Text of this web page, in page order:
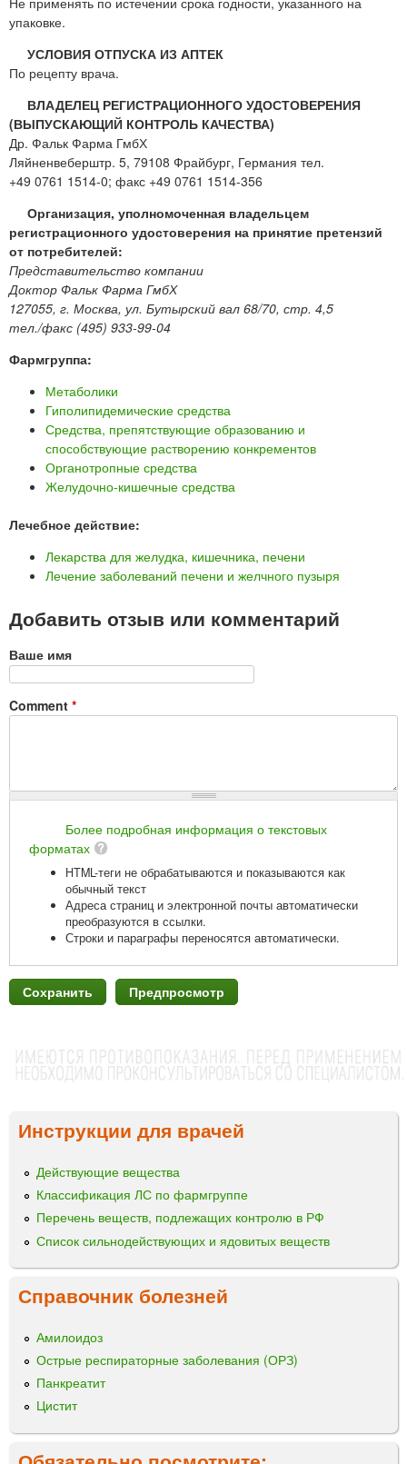
упаковке.
УСЛОВИЯ ОТПУСКА ИЗ АПТЕК
По рецепту врача.
ВЛАДЕЛЕЦ РЕГИСТРАЦИОННОГО УДОСТОВЕРЕНИЯ
(ВЫПУСКАЮЩИЙ КОНТРОЛЬ КАЧЕСТВА)
Др. Фальк Фарма ГмбХ
Ляйненвеберштр. 5, 79108 Фрайбург, Германия тел.
+49 0761 1514-0; факс +49 0761 1514-356
Организация, уполномоченная владельцем
регистрационного удостоверения на принятие претензий
от потребителей:
Представительство компании
Доктор Фальк Фарма ГмбХ
127055, г. Москва, ул. Бутырский вал 68/70, стр. 4,5
тел./факс (495) 933-99-04
Фармгруппа:
Метаболики
Гиполипидемические средства
Средства, препятствующие образованию и
способствующие растворению конкрементов
Органотропные средства
Желудочно-кишечные средства
Лечебное действие:
Лекарства для желудка, кишечника, печени
Лечение заболеваний печени и желчного пузыря
Добавить отзыв или комментарий
Ваше имя
Comment *
Более подробная информация о текстовых
форматах
HTML-теги не обрабатываются и показываются как
обычный текст
Адреса страниц и электронной почты автоматически
преобразуются в ссылки.
Строки и параграфы переносятся автоматически.
Инструкции для врачей
Действующие вещества
Классификация ЛС по фармгруппе
Перечень веществ, подлежащих контролю в РФ
Список сильнодействующих и ядовитых веществ
Справочник болезней
Амилоидоз
Острые респираторные заболевания (ОРЗ)
Панкреатит
Цистит